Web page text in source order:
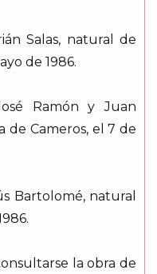
Salas, natural de
de 1986.
Ramón y Juan
de Cameros, el 7 de
Bartolomé, natural
la obra de